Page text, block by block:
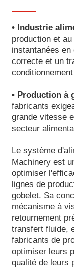
• Industrie
production et
instantanées
correcte et un
• Production à
fabricants
grande vitesse
secteur
Le système
Machinery est
optimiser
lignes de
gobelet. Sa
mécanisme à
retournement
transfert fluide,
fabricants de
optimiser leurs
qualité de leurs